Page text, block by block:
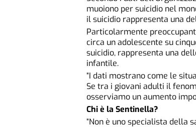
muoiono per suicidio nel
il suicidio rappresenta una
Particolarmente
circa un adolescente su
suicidio, rappresenta una
infantile.
“I dati mostrano come le
Se tra i giovani adulti il
osserviamo un aumento
Chi è la Sentinella?
“Non è uno specialista della